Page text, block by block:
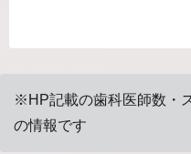
※HP記載の歯科医師数・
の情報です